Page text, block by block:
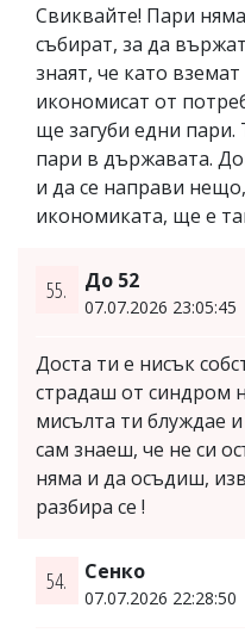
Свиквайте! Пари
събират, за да
знаят, че като
икономисат от
ще загуби едни пари.
пари в държавата.
и да се направи
икономиката, ще е
55. До 52
07.07.2026 23:05:45
Доста ти е нисък
страдаш от синдром
мисълта ти блуждае
сам знаеш, че не си
няма и да осъдиш,
разбира се !
54. Сенко
07.07.2026 22:28:50